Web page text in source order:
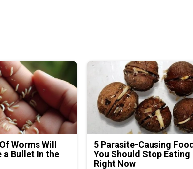
Worms Will
a Bullet In the
5 Parasite-Causing
You Should Stop Eating
Right Now